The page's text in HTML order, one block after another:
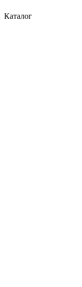
Каталог